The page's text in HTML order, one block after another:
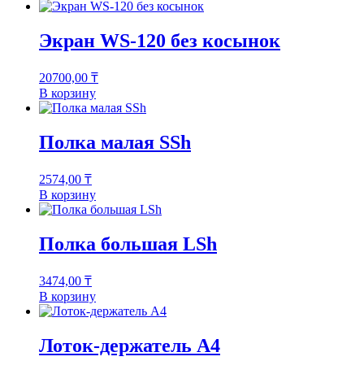
Экран WS-120 без косынок
20700,00 ₸
В корзину
Полка малая SSh
2574,00 ₸
В корзину
Полка большая LSh
3474,00 ₸
В корзину
Лоток-держатель А4